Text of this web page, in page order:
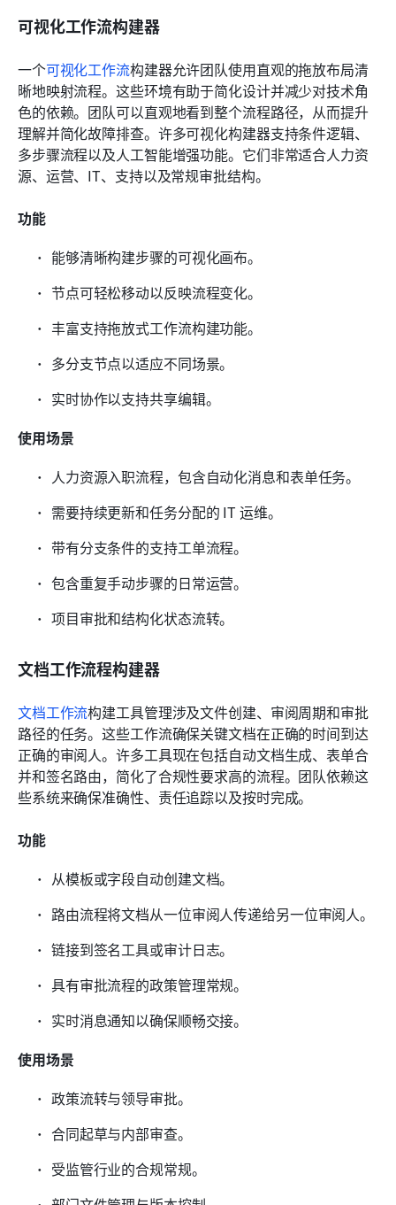
可视化工作流构建器
一个可视化工作流构建器允许团队使用直观的拖放布局清
晰地映射流程。这些环境有助于简化设计并减少对技术角
色的依赖。团队可以直观地看到整个流程路径，从而提升
理解并简化故障排查。许多可视化构建器支持条件逻辑、
多步骤流程以及人工智能增强功能。它们非常适合人力资
源、运营、IT、支持以及常规审批结构。
功能
能够清晰构建步骤的可视化画布。
节点可轻松移动以反映流程变化。
丰富支持拖放式工作流构建功能。
多分支节点以适应不同场景。
实时协作以支持共享编辑。
使用场景
人力资源入职流程，包含自动化消息和表单任务。
需要持续更新和任务分配的 IT 运维。
带有分支条件的支持工单流程。
包含重复手动步骤的日常运营。
项目审批和结构化状态流转。
文档工作流程构建器
文档工作流构建工具管理涉及文件创建、审阅周期和审批
路径的任务。这些工作流确保关键文档在正确的时间到达
正确的审阅人。许多工具现在包括自动文档生成、表单合
并和签名路由，简化了合规性要求高的流程。团队依赖这
些系统来确保准确性、责任追踪以及按时完成。
功能
从模板或字段自动创建文档。
路由流程将文档从一位审阅人传递给另一位审阅人。
链接到签名工具或审计日志。
具有审批流程的政策管理常规。
实时消息通知以确保顺畅交接。
使用场景
政策流转与领导审批。
合同起草与内部审查。
受监管行业的合规常规。